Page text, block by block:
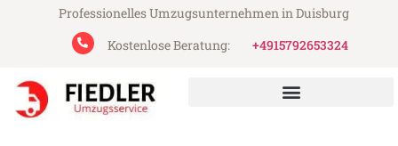
Professionelles Umzugsunternehmen in Duisburg
Kostenlose Beratung:
+4915792653324